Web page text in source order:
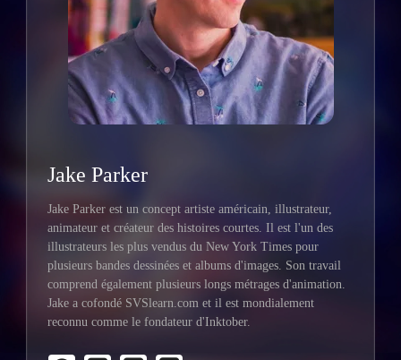
Jake Parker
Jake Parker est un concept artiste américain, illustrateur,
animateur et créateur des histoires courtes. Il est l'un des
illustrateurs les plus vendus du New York Times pour
plusieurs bandes dessinées et albums d'images. Son travail
comprend également plusieurs longs métrages d'animation.
Jake a cofondé SVSlearn.com et il est mondialement
reconnu comme le fondateur d'Inktober.